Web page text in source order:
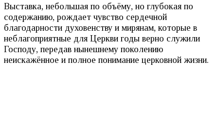
Выставка, небольшая по объёму, но глубокая по
содержанию, рождает чувство сердечной
благодарности духовенству и мирянам, которые в
неблагоприятные для Церкви годы верно служили
Господу, передав нынешнему поколению
неискажённое и полное понимание церковной жизни.